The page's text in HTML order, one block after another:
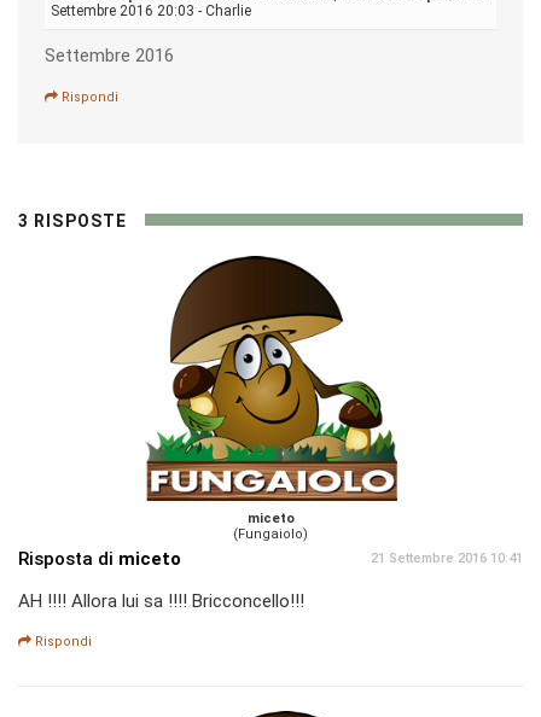
Settembre 2016 20:03 - Charlie
Settembre 2016
Rispondi
3 RISPOSTE
miceto
(Fungaiolo)
Risposta di miceto 21 Settembre 2016 10:41
AH !!!! Allora lui sa !!!! Bricconcello!!!
Rispondi